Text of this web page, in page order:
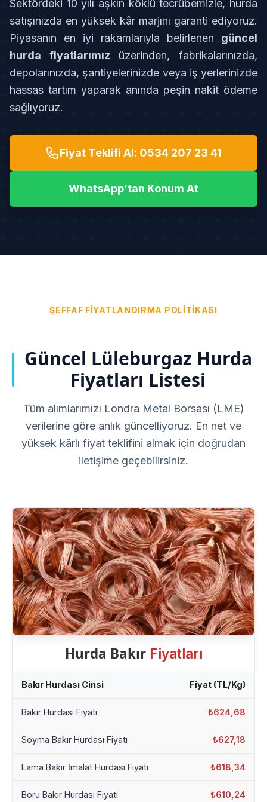
Sektördeki 10 yılı aşkın köklü tecrübemizle, hurda
satışınızda en yüksek kâr marjını garanti ediyoruz.
Piyasanın en iyi rakamlarıyla belirlenen güncel
hurda fiyatlarımız üzerinden, fabrikalarınızda,
depolarınızda, şantiyelerinizde veya iş yerlerinizde
hassas tartım yaparak anında peşin nakit ödeme
sağlıyoruz.
Fiyat Teklifi Al: 0534 207 23 41
WhatsApp’tan Konum At
ŞEFFAF FIYATLANDIRMA POLITIKASI
Güncel Lüleburgaz Hurda
Fiyatları Listesi
Tüm alımlarımızı Londra Metal Borsası (LME)
verilerine göre anlık güncelliyoruz. En net ve
yüksek kârlı fiyat teklifini almak için doğrudan
iletişime geçebilirsiniz.
Hurda Bakır Fiyatları
Bakır Hurdası Cinsi Fiyat (TL/Kg)
Bakır Hurdası Fiyatı ₺624,68
Soyma Bakır Hurdası Fiyatı ₺627,18
Lama Bakır İmalat Hurdası Fiyatı ₺618,34
Boru Bakır Hurdası Fiyatı ₺610,24